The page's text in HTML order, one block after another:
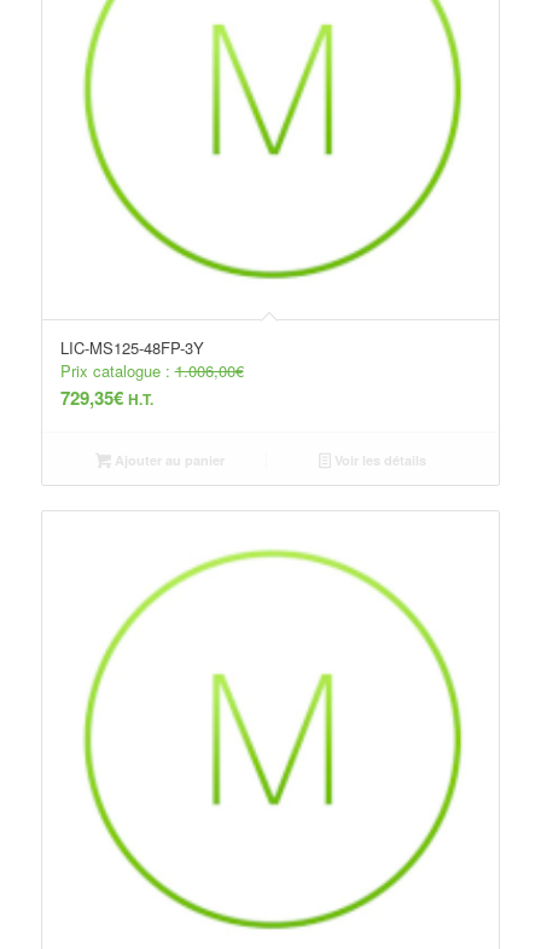
LIC-MS125-48FP-3Y
Prix catalogue :1.006,00€
729,35€ H.T.
Ajouter au panier Voir les détails